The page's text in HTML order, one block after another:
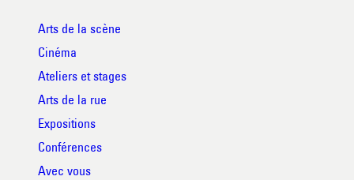
Arts de la scène
Cinéma
Ateliers et stages
Arts de la rue
Expositions
Conférences
Avec vous